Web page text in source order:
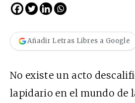
Añadir Letras Libres a Google
No existe un acto
lapidario en el mundo de